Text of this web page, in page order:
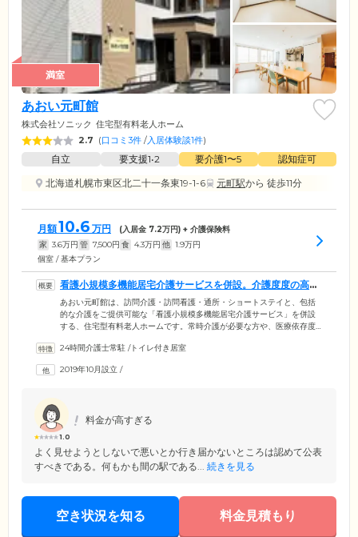
満室
あおい元町館
株式会社ソニック 住宅型有料老人ホーム
2.7 (口コミ3件 /入居体験談1件)
自立 要支援1•2 要介護1〜5
認知症可
北海道札幌市東区北二十一条東19-1-6
元町駅から 徒歩11分
月額10.6 万円 (入居金 7.2万円) + 介護保険料
家 3.6万円 管 7,500円 食 4.3万円 他 1.9万円
個室 / 基本プラン
看護小規模多機能居宅介護サービスを併設。介護度度の高い
方も入居可能です
あおい元町館は、訪問介護・訪問看護・通所・ショートステイと、包括
的な介護をご提供可能な「看護小規模多機能居宅介護サービス」を併設
する、住宅型有料老人ホームです。常時介護が必要な方や、医療依存度
に基づき、入浴や食事、排せつの介助を行う身体介護をはじめ、掃除や
的ケアを担当いたします。また医療体制については、提携医療機関によ
24時間介護士常駐 /トイレ付き居室
2019年10月設立 /
1.0
料金が高すぎる
よく見せようとしないで悪いとか行き届かないところは認めて公表
すべきである。何もかも間の駅である... 続きを見る
空き状況を知る 料金見積もり